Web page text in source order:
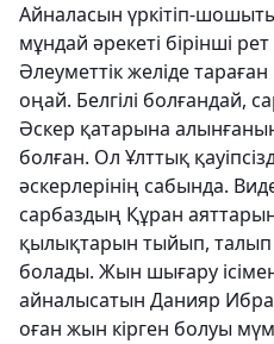
Айналасын үркітіп-
мұндай әрекеті бірінші
Әлеуметтік желіде
оңай. Белгілі болғандай,
Әскер қатарына
болған. Ол Ұлттық
әскерлерінің сабында.
сарбаздың Құран
қылықтарын тыйып,
болады. Жын шығару
айналысатын Данияр
оған жын кірген болуы